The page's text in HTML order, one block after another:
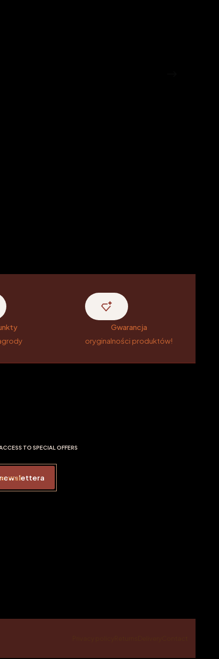
Gwarancja
oryginalności produktów!
TO SPECIAL OFFERS
mail